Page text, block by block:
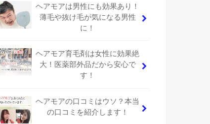
ヘアモアは男性にも効果あり！
薄毛や抜け毛が気になる男性
に！
ヘアモア育毛剤は女性に効果絶
大！医薬部外品だから安心で
す！
ヘアモアの口コミはウソ？本当
の口コミを紹介します！